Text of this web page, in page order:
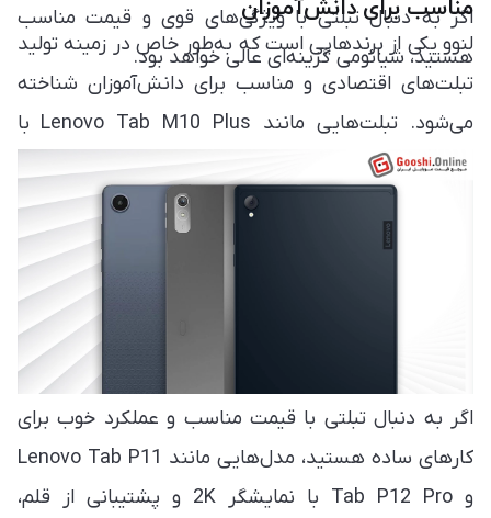
اگر به دنبال تبلتی با ویژگی‌های قوی و قیمت مناسب
هستید، شیائومی گزینه‌ای عالی خواهد بود.
مناسب برای دانش‌آموزان
لنوو یکی از برندهایی است که به‌طور خاص در زمینه تولید
تبلت‌های اقتصادی و مناسب برای دانش‌آموزان شناخته
می‌شود. تبلت‌هایی مانند Lenovo Tab M10 Plus با
قیمت مناسب و پردازنده‌های کارآمد، تجربه کاربری
مطلوبی برای استفاده‌های روزمره، کلاس‌های آنلاین و
وب‌گردی ارائه می‌دهند.
اگر به دنبال تبلتی با قیمت مناسب و عملکرد خوب برای
کارهای ساده هستید، مدل‌هایی مانند Lenovo Tab P11
و Tab P12 Pro با نمایشگر 2K و پشتیبانی از قلم،